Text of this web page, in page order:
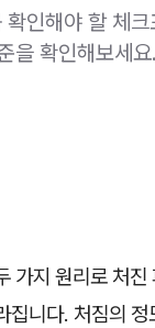
인해야 할 체
을 확인해보세
가지 원리로 처진
집니다. 처짐의